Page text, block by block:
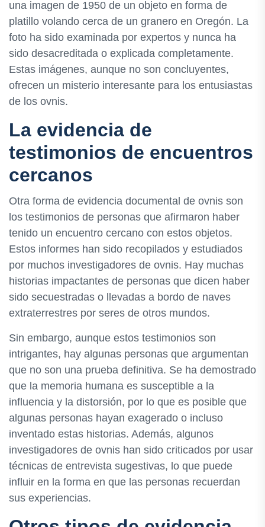
una imagen de 1950 de un objeto en forma de
platillo volando cerca de un granero en Oregón. La
foto ha sido examinada por expertos y nunca ha
sido desacreditada o explicada completamente.
Estas imágenes, aunque no son concluyentes,
ofrecen un misterio interesante para los entusiastas
de los ovnis.
La evidencia de
testimonios de encuentros
cercanos
Otra forma de evidencia documental de ovnis son
los testimonios de personas que afirmaron haber
tenido un encuentro cercano con estos objetos.
Estos informes han sido recopilados y estudiados
por muchos investigadores de ovnis. Hay muchas
historias impactantes de personas que dicen haber
sido secuestradas o llevadas a bordo de naves
extraterrestres por seres de otros mundos.
Sin embargo, aunque estos testimonios son
intrigantes, hay algunas personas que argumentan
que no son una prueba definitiva. Se ha demostrado
que la memoria humana es susceptible a la
influencia y la distorsión, por lo que es posible que
algunas personas hayan exagerado o incluso
inventado estas historias. Además, algunos
investigadores de ovnis han sido criticados por usar
técnicas de entrevista sugestivas, lo que puede
influir en la forma en que las personas recuerdan
sus experiencias.